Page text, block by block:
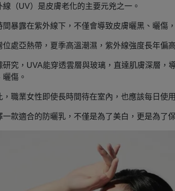
線（UV）是皮膚老化的主要元兇之一。
間暴露在紫外線下，不僅會導致皮膚曬黑、曬傷
位處亞熱帶，夏季高溫潮濕，紫外線強度長年偏
研究，UVA能穿透雲層與玻璃，直達肌膚深層，
曬傷。
，職業女性即使長時間待在室內，也應該每日使
一款適合的防曬乳，不僅是為了美白，更是為了